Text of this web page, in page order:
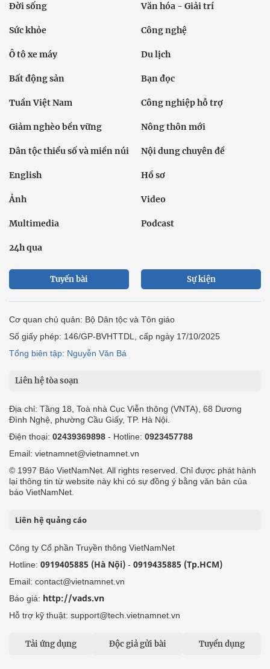
Đời sống Văn hóa - Giải trí
Sức khỏe Công nghệ
Ô tô xe máy Du lịch
Bất động sản Bạn đọc
Tuần Việt Nam Công nghiệp hỗ trợ
Giảm nghèo bền vững Nông thôn mới
Dân tộc thiểu số và miền núi Nội dung chuyên đề
English Hồ sơ
Ảnh Video
Multimedia Podcast
24h qua
Tuyến bài Sự kiện
Cơ quan chủ quản: Bộ Dân tộc và Tôn giáo
Số giấy phép: 146/GP-BVHTTDL, cấp ngày 17/10/2025
Tổng biên tập: Nguyễn Văn Bá
Liên hệ tòa soạn
Địa chỉ: Tầng 18, Toà nhà Cục Viễn thông (VNTA), 68 Dương
Đình Nghệ, phường Cầu Giấy, TP. Hà Nội.
Điện thoại: 02439369898 - Hotline: 0923457788
Email: vietnamnet@vietnamnet.vn
© 1997 Báo VietNamNet. All rights reserved. Chỉ được phát hành
lại thông tin từ website này khi có sự đồng ý bằng văn bản của
báo VietNamNet.
Liên hệ quảng cáo
Công ty Cổ phần Truyền thông VietNamNet
Hotline: 0919405885 (Hà Nội) - 0919435885 (Tp.HCM)
Email: contact@vietnamnet.vn
Báo giá: http://vads.vn
Hỗ trợ kỹ thuật: support@tech.vietnamnet.vn
Tải ứng dụng Độc giả gửi bài Tuyển dụng